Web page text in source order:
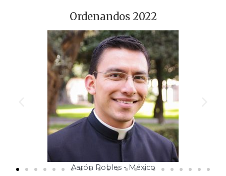
Ordenandos 2022
Aarón Robles - México